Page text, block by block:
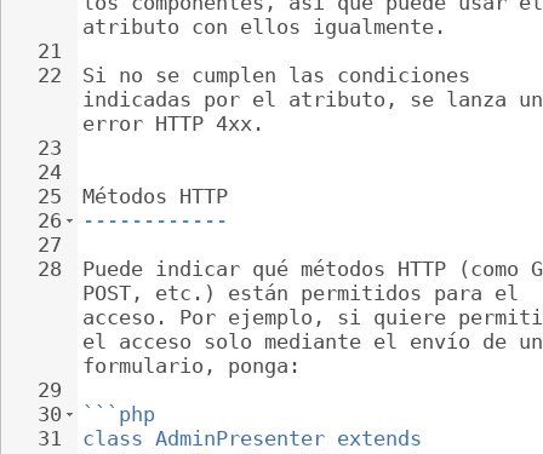
21
22
23
24
25
26
27
28
29
30
31
atributo con ellos igualmente.
Si no se cumplen las condiciones
indicadas por el atributo, se lanza
error HTTP 4xx.
Métodos HTTP
------------
Puede indicar qué métodos HTTP (como
POST, etc.) están permitidos para el
acceso. Por ejemplo, si quiere
el acceso solo mediante el envío de
formulario, ponga:
```php
class AdminPresenter extends